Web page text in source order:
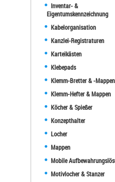
Inventar- &
Eigentumskennzeichnung
Kabelorganisation
Kanzlei-Registraturen
Karteikästen
Klebepads
Klemm-Bretter & -Mappen
Klemm-Hefter & Mappen
Köcher & Spießer
Konzepthalter
Locher
Mappen
Mobile
Motivlocher & Stanzer